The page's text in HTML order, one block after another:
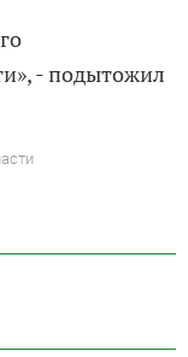
- подытожил